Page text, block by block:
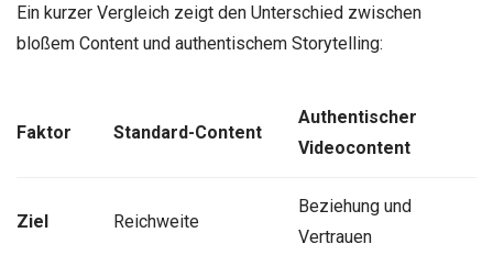
Ein kurzer Vergleich zeigt den Unterschied zwischen
bloßem Content und authentischem Storytelling:
Faktor Standard-Content
Authentischer
Videocontent
Ziel Reichweite
Beziehung und
Vertrauen